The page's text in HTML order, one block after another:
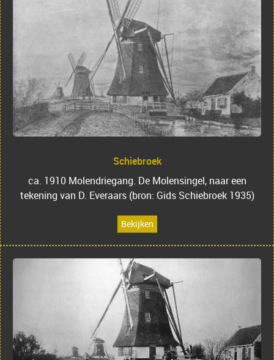
Schiebroek
ca. 1910 Molendriegang. De Molensingel, naar een
tekening van D. Everaars (bron: Gids Schiebroek 1935)
Bekijken